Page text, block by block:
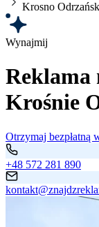
Krosno
Wynajmij
Reklama
Krośnie
Otrzymaj bezpłatną
+48 572 281 890